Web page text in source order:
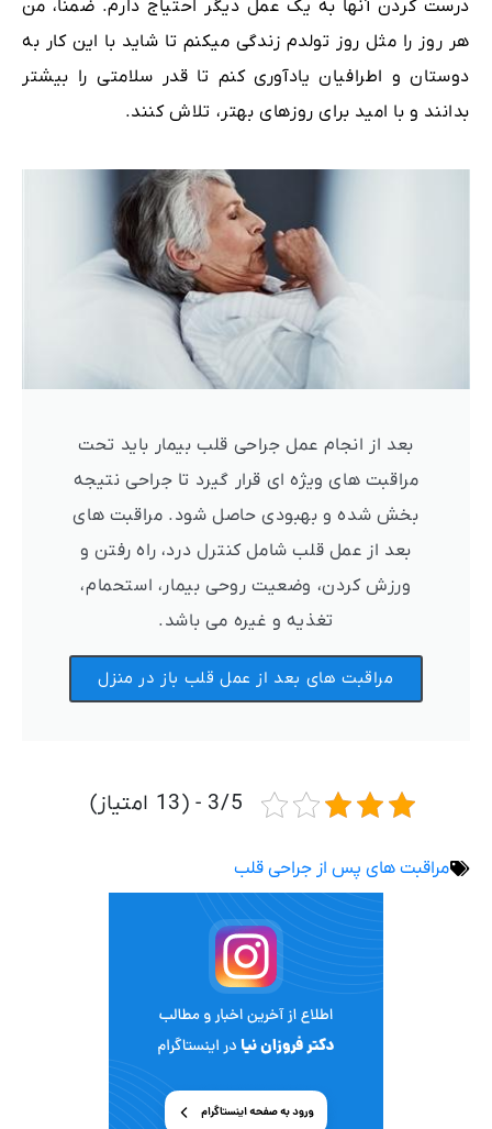
درست کردن آنها به یک عمل دیگر احتیاج دارم. ضمنا، من
هر روز را مثل روز تولدم زندگی میکنم تا شاید با این کار به
دوستان و اطرافیان یادآوری کنم تا قدر سلامتی را بیشتر
بدانند و با امید برای روزهای بهتر، تلاش کنند.
بعد از انجام عمل جراحی قلب بیمار باید تحت
مراقبت های ویژه ای قرار گیرد تا جراحی نتیجه
بخش شده و بهبودی حاصل شود. مراقبت های
بعد از عمل قلب شامل کنترل درد، راه رفتن و
ورزش کردن، وضعیت روحی بیمار، استحمام،
تغذیه و غیره می باشد.
مراقبت های بعد از عمل قلب باز در منزل
3/5 - (13 امتیاز)
مراقبت های پس از جراحی قلب